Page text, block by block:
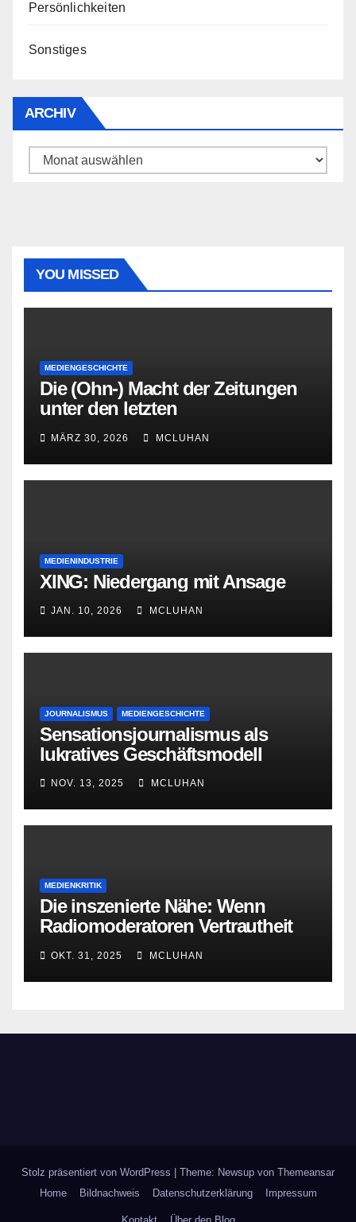
Persönlichkeiten
Sonstiges
ARCHIV
Archiv
YOU MISSED
MEDIENGESCHICHTE
Die (Ohn-) Macht der Zeitungen
unter den letzten
Bourbonenkönigen
MÄRZ 30, 2026 MCLUHAN
MEDIENINDUSTRIE
XING: Niedergang mit Ansage
JAN. 10, 2026 MCLUHAN
JOURNALISMUS MEDIENGESCHICHTE
Sensationsjournalismus als
lukratives Geschäftsmodell
NOV. 13, 2025 MCLUHAN
MEDIENKRITIK
Die inszenierte Nähe: Wenn
Radiomoderatoren Vertrautheit
OKT. 31, 2025 MCLUHAN
Stolz präsentiert von WordPress Theme: Newsup von Themeansar
Home
Bildnachweis Datenschutzerklärung Impressum